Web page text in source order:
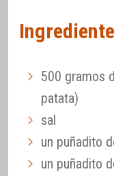
500 gramos
patata)
sal
un puñadito
un puñadito